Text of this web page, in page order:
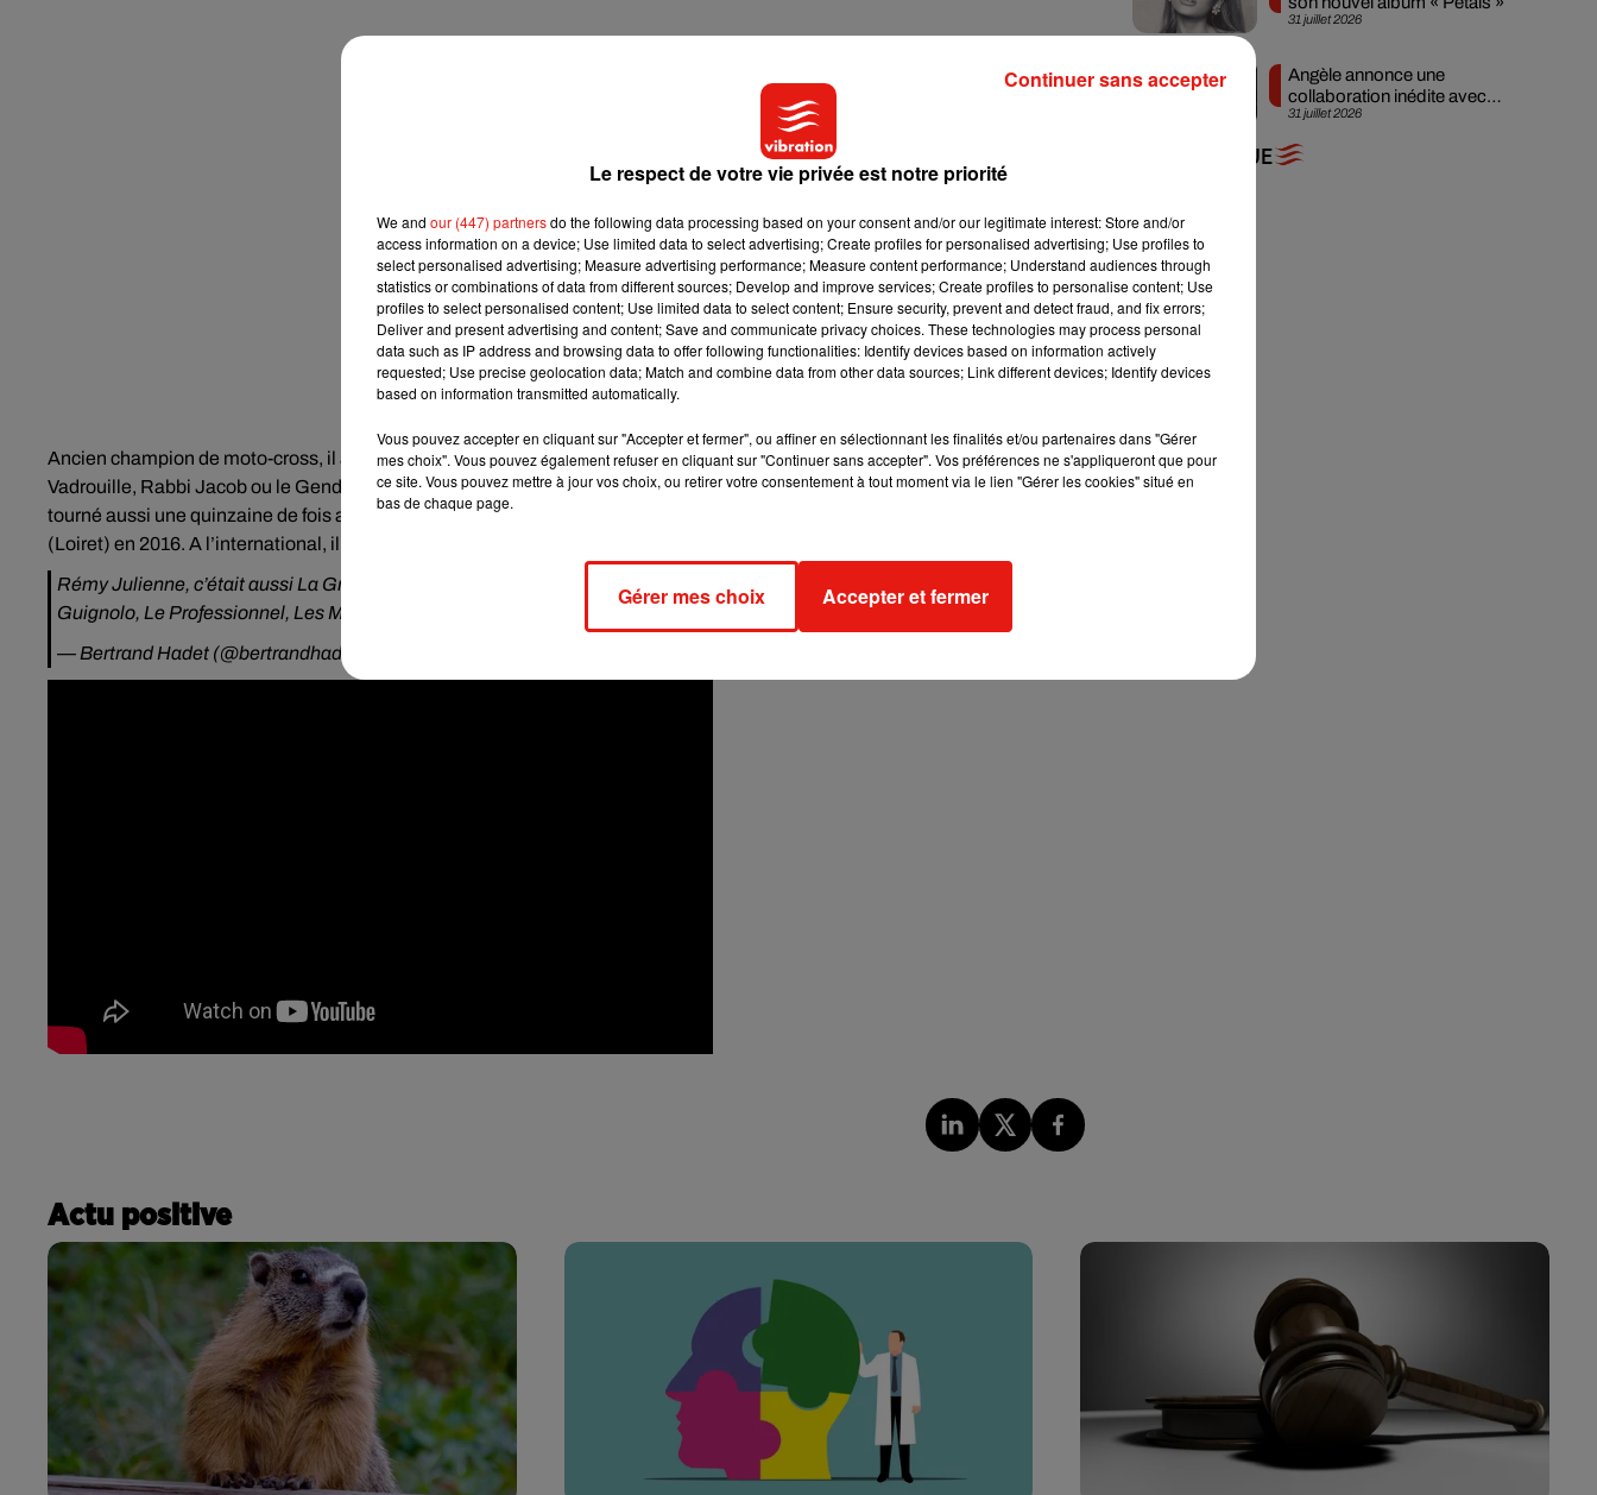
Ancien champion de moto-cross, il avait contribué à de nombreux classiques du cinéma français : Fantômas, La Grande
Vadrouille, Rabbi Jacob ou le Gendarme de Saint-Tropez où il joue la cascade de la religieuse en 2CV. Rémy Julienne a
tourné aussi une quinzaine de fois avec Jean-Paul Belmondo, qui était venu inaugurer la place Rémy Julienne à Cepoy
(Loiret) en 2016. A l’international, il connaît aussi le succès, avec six films de James Bond à son actif.
Rémy Julienne, c’était aussi La Grande Vadrouille, Rabbi Jacob, et 14 collaborations avec Belmondo : Peur sur la Ville, Le
Guignolo, Le Professionnel, Les Morfalous, Joyeuses Pâques.
— Bertrand Hadet (@bertrandhadet)
31 juillet 2026
31 juillet 2026
Angèle annonce une
collaboration inédite avec
Amelie Lens
+ DE MUSIQUE
Actu positive
Le respect de votre vie privée est notre priorité
We and our (447) partnersdo the following data processing based on your consent and/or our legitimate interest: Store and/or
access information on a device; Use limited data to select advertising; Create profiles for personalised advertising; Use profiles to
select personalised advertising; Measure advertising performance; Measure content performance; Understand audiences through
statistics or combinations of data from different sources; Develop and improve services; Create profiles to personalise content; Use
profiles to select personalised content; Use limited data to select content; Ensure security, prevent and detect fraud, and fix errors;
Deliver and present advertising and content; Save and communicate privacy choices. These technologies may process personal
data such as IP address and browsing data to offer following functionalities: Identify devices based on information actively
requested; Use precise geolocation data; Match and combine data from other data sources; Link different devices; Identify devices
based on information transmitted automatically.
Vous pouvez accepter en cliquant sur "Accepter et fermer", ou affiner en sélectionnant les finalités et/ou partenaires dans "Gérer
mes choix". Vous pouvez également refuser en cliquant sur "Continuer sans accepter". Vos préférences ne s'appliqueront que pour
ce site. Vous pouvez mettre à jour vos choix, ou retirer votre consentement à tout moment via le lien "Gérer les cookies" situé en
bas de chaque page.
Gérer mes choix Accepter et fermer
Continuer sans accepter